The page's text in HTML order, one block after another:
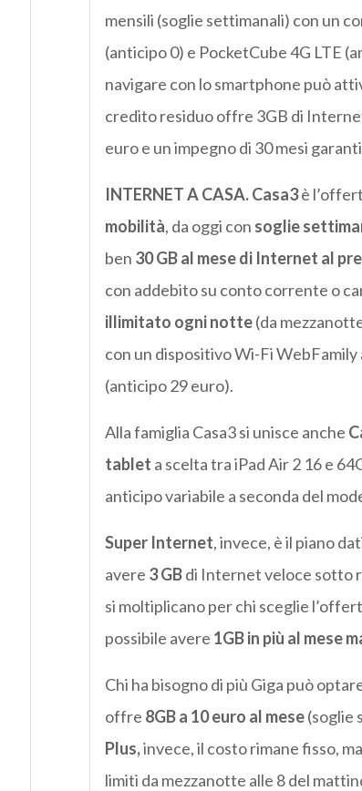
mensili (soglie settimanali) con un
(anticipo 0) e PocketCube 4G LTE
navigare con lo smartphone può
credito residuo offre 3GB di
euro e un impegno di 30 mesi
INTERNET A CASA. Casa3è
mobilità, da oggi con soglie
ben 30 GB al mese di Internet al
con addebito su conto corrente o
illimitato ogni notte(da
con un dispositivo Wi-Fi
(anticipo 29 euro).
Alla famiglia Casa3 si unisce anche
tablet a scelta tra iPad Air 2 16 e
anticipo variabile a seconda del
Super Internet, invece, è il piano
avere 3 GBdi Internet veloce sotto
si moltiplicano per chi sceglie
possibile avere 1GB in più al mese
Chi ha bisogno di più Giga può
offre 8GB a 10 euro al mese(soglie
Plus,invece, il costo rimane fisso, ma
limiti da mezzanotte alle 8 del